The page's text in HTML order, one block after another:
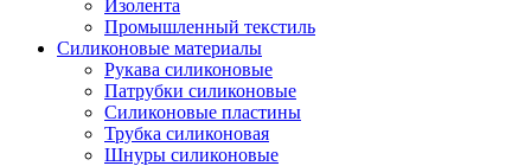
Изолента
Промышленный текстиль
Силиконовые материалы
Рукава силиконовые
Патрубки силиконовые
Силиконовые пластины
Трубка силиконовая
Шнуры силиконовые